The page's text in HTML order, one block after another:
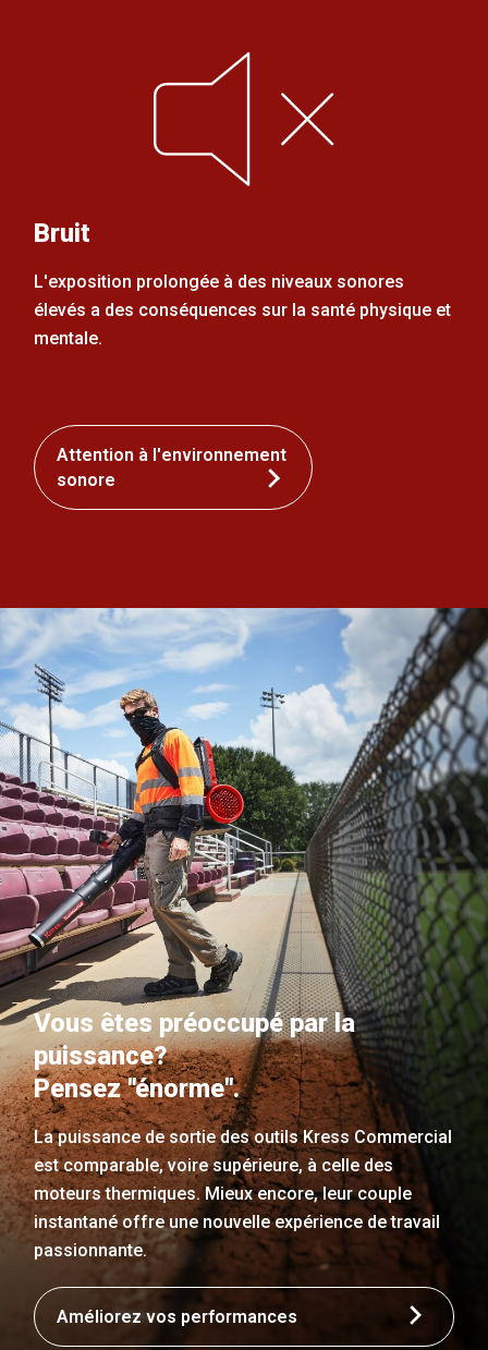
Bruit
L'exposition prolongée à des niveaux sonores
élevés a des conséquences sur la santé physique et
mentale.
Attention à l'environnement
sonore
Vous êtes préoccupé par la
puissance?
Pensez "énorme".
La puissance de sortie des outils Kress Commercial
est comparable, voire supérieure, à celle des
moteurs thermiques. Mieux encore, leur couple
instantané offre une nouvelle expérience de travail
passionnante.
Améliorez vos performances